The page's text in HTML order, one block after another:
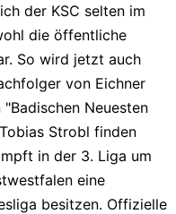
der KSC selten im
die öffentliche
So wird jetzt auch
von Eichner
Neuesten
Strobl finden
in der 3. Liga um
eine
besitzen. Offizielle